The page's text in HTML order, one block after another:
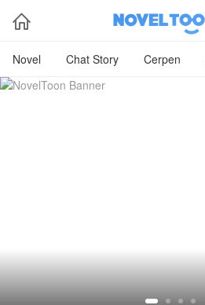

Novel Chat Story Cerpen